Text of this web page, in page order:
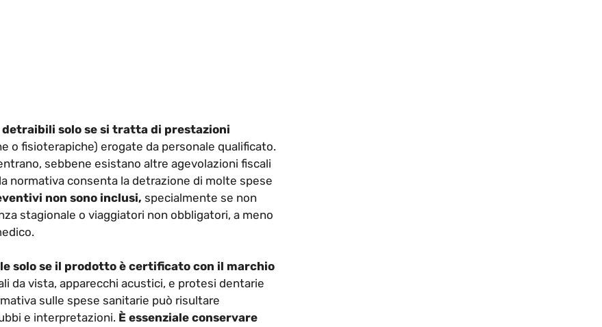
detraibili solo se si tratta di prestazioni
o fisioterapiche) erogate da personale qualificato.
sebbene esistano altre agevolazioni fiscali
normativa consenta la detrazione di molte spese
non sono inclusi, specialmente se non
stagionale o viaggiatori non obbligatori, a meno
solo se il prodotto è certificato con il marchio
da vista, apparecchi acustici, e protesi dentarie
sulle spese sanitarie può risultare
e interpretazioni. È essenziale conservare